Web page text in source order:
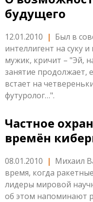
будущего
12.01.2010 | Был в
интеллигент на суку
мужик, кричит – "Эй,
занятие продолжает,
встает на
футуролог…".
Частное
времён
08.01.2010 | Михаил
время, когда
лидеры мировой
об этом напоминают